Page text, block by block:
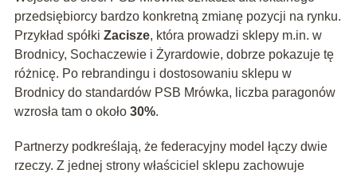
przedsiębiorcy bardzo konkretną zmianę pozycji na rynku.
Przykład spółki Zacisze, która prowadzi sklepy m.in. w
Brodnicy, Sochaczewie i Żyrardowie, dobrze pokazuje tę
różnicę. Po rebrandingu i dostosowaniu sklepu w
Brodnicy do standardów PSB Mrówka, liczba paragonów
wzrosła tam o około 30%.
Partnerzy podkreślają, że federacyjny model łączy dwie
rzeczy. Z jednej strony właściciel sklepu zachowuje